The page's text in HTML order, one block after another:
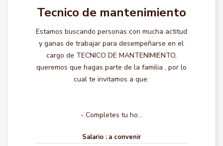
Tecnico de mantenimiento
Estamos buscando personas con mucha actitud
y ganas de trabajar para desempeñarse en el
cargo de TECNICO DE MANTENIMIENTO,
queremos que hagas parte de la familia , por lo
cual te invitamos a que:
- Completes tu ho...
Salario : a convenir